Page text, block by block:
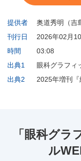
提供者
奥道秀明（吉
刊行日
2026年02月
時間
03:08
出典1
眼科グラフィ
出典2
2025年増刊『
「眼科グラ
ル